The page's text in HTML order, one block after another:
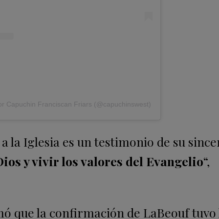
Capuchin Franciscan Friars (@capuchinswest)
la Iglesia es un testimonio de su
y vivir los valores del Evangelio“,
que la confirmación de LaBeouf